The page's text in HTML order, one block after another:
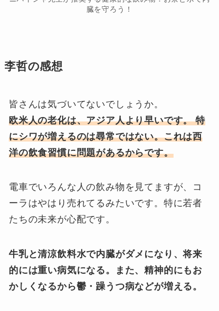
臓を守ろう！
李哲の感想
皆さんは気づいてないでしょうか。
欧米人の老化は、アジア人より早いです。 特
にシワが増えるのは尋常ではない。これは西
洋の飲食習慣に問題があるからです。
電車でいろんな人の飲み物を見てますが、コ
ーラはやはり売れてるみたいです。特に若者
たちの未来が心配です。
牛乳と清涼飲料水で内臓がダメになり、将来
的には重い病気になる。また、精神的にもお
かしくなるから鬱・躁うつ病などが増える。